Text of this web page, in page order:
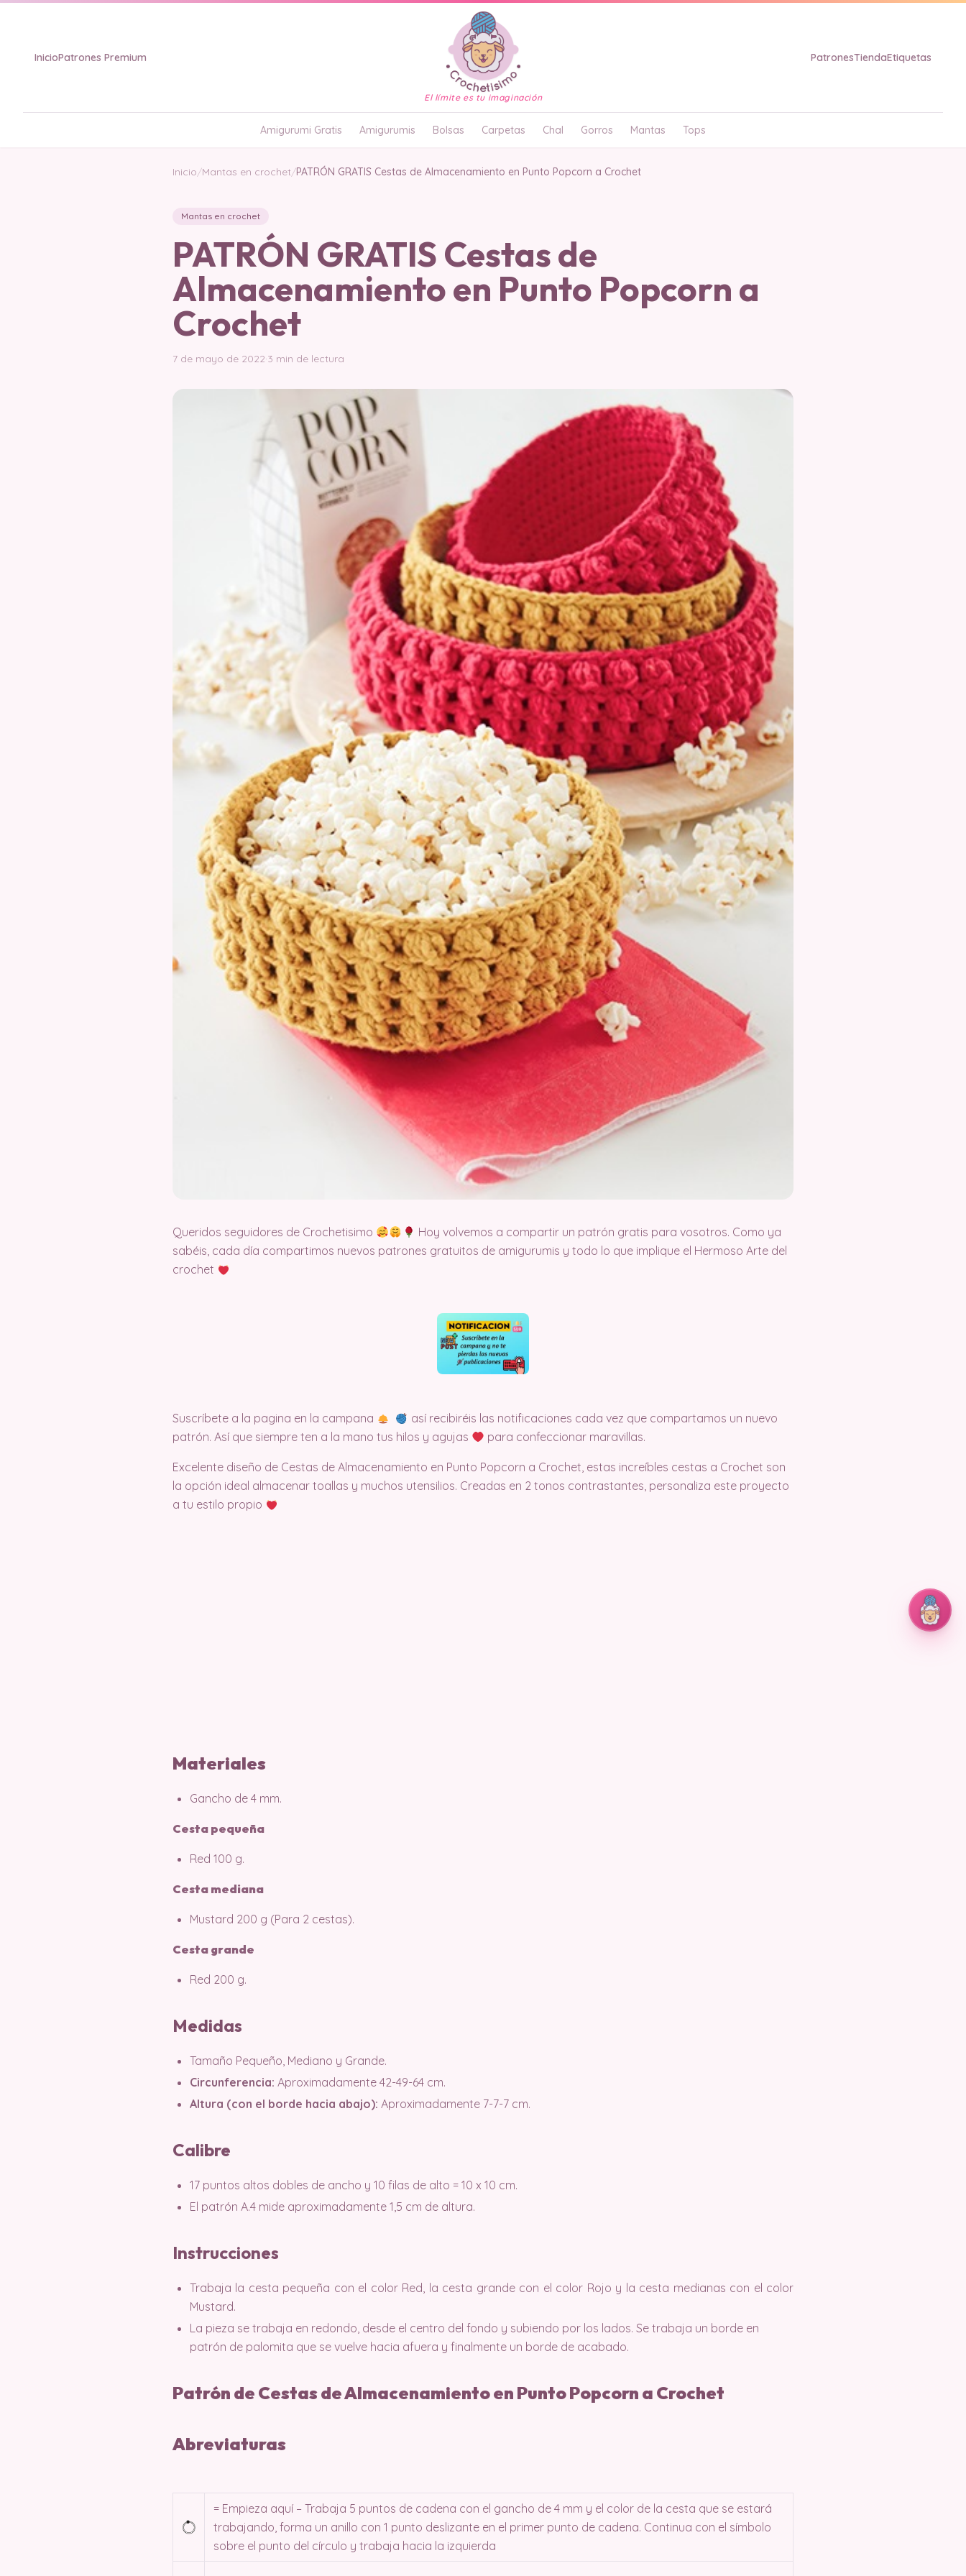
InicioPatrones Premium
El límite es tu imaginación
PatronesTiendaEtiquetas
Amigurumi Gratis Amigurumis Bolsas Carpetas Chal Gorros Mantas Tops
Inicio/Mantas en crochet/PATRÓN GRATIS Cestas de Almacenamiento en Punto Popcorn a Crochet
Mantas en crochet
PATRÓN GRATIS Cestas de
Almacenamiento en Punto Popcorn a
Crochet
7 de mayo de 2022·3 min de lectura
Queridos seguidores de Crochetisimo
Hoy volvemos a compartir un patrón gratis para vosotros. Como ya
sabéis, cada día compartimos nuevos patrones gratuitos de amigurumis y todo lo que implique el Hermoso Arte del
crochet
Suscríbete a la pagina en la campana
así recibiréis las notificaciones cada vez que compartamos un nuevo
patrón. Así que siempre ten a la mano tus hilos y agujas
para confeccionar maravillas.
Excelente diseño de Cestas de Almacenamiento en Punto Popcorn a Crochet, estas increíbles cestas a Crochet son
la opción ideal almacenar toallas y muchos utensilios. Creadas en 2 tonos contrastantes, personaliza este proyecto
a tu estilo propio
Materiales
Gancho de 4 mm.
Cesta pequeña
Red 100 g.
Cesta mediana
Mustard 200 g (Para 2 cestas).
Cesta grande
Red 200 g.
Medidas
Tamaño Pequeño, Mediano y Grande.
Circunferencia: Aproximadamente 42-49-64 cm.
Altura (con el borde hacia abajo): Aproximadamente 7-7-7 cm.
Calibre
17 puntos altos dobles de ancho y 10 filas de alto = 10 x 10 cm.
El patrón A.4 mide aproximadamente 1,5 cm de altura.
Instrucciones
Trabaja la cesta pequeña con el color Red, la cesta grande con el color Rojo y la cesta medianas con el color
Mustard.
La pieza se trabaja en redondo, desde el centro del fondo y subiendo por los lados. Se trabaja un borde en
patrón de palomita que se vuelve hacia afuera y finalmente un borde de acabado.
Patrón de Cestas de Almacenamiento en Punto Popcorn a Crochet
Abreviaturas
= Empieza aquí – Trabaja 5 puntos de cadena con el gancho de 4 mm y el color de la cesta que se estará
trabajando, forma un anillo con 1 punto deslizante en el primer punto de cadena. Continua con el símbolo
sobre el punto del círculo y trabaja hacia la izquierda